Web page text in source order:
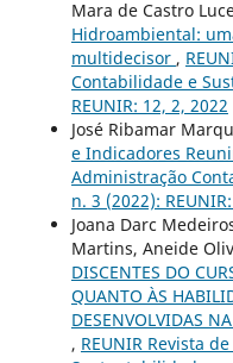
Mara de Castro
Hidroambiental:
multidecisor ,
Contabilidade e
REUNIR: 12, 2, 2022
José Ribamar
e Indicadores
Administração
n. 3 (2022):
Joana Darc
Martins, Aneide
DISCENTES DO
QUANTO ÀS
DESENVOLVIDAS
, REUNIR Revista